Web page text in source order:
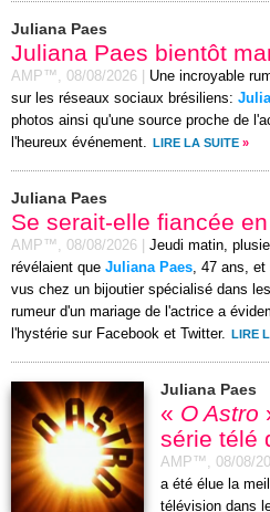
Juliana Paes
Juliana Paes bientôt
AMP™, 08/08/2026
Une incroyable
sur les réseaux sociaux brésiliens:
photos ainsi qu'une source proche de
l'heureux événement.
LIRE LA SUITE »
Juliana Paes
Se serait-elle fiancée
AMP™, 08/08/2026
Jeudi matin,
révélaient que Juliana Paes, 47 ans, et
vus chez un bijoutier spécialisé dans
rumeur d'un mariage de l'actrice a
l'hystérie sur Facebook et Twitter.
LIRE
Juliana Paes
« O Astro
série télé
AMP™, 08/08/
a été élue la
télévision dans